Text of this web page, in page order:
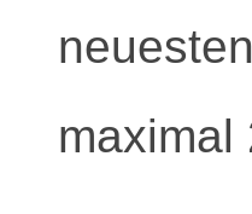
maximal